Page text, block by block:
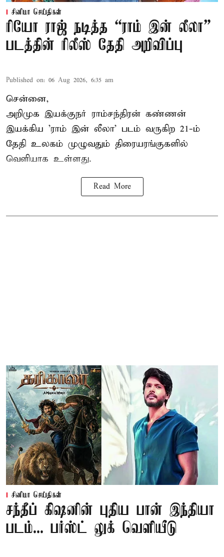
சினிமா செய்திகள்
ரியோ ராஜ் நடித்த “ராம் இன் லீலா”
படத்தின் ரிலீஸ் தேதி அறிவிப்பு
Published on: 06 Aug 2026, 6:35 am
சென்னை,
அறிமுக இயக்குநர் ராம்சந்திரன் கண்ணன்
இயக்கிய 'ராம் இன் லீலா' படம் வருகிற 21-ம்
தேதி உலகம் முழுவதும் திரையரங்குகளில்
வெளியாக உள்ளது.
Read More
சினிமா செய்திகள்
சந்தீப் கிஷனின் புதிய பான் இந்தியா
படம்... பர்ஸ்ட் லுக் வெளியீடு